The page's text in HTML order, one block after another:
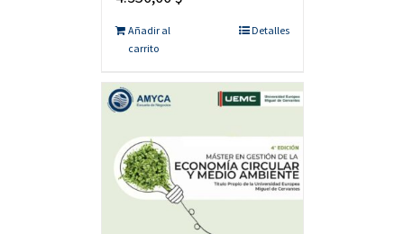
Añadir al
carrito
Detalles